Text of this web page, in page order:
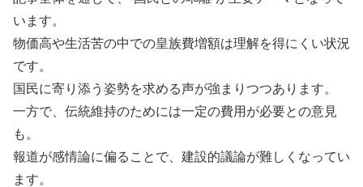
います。
物価高や生活苦の中での皇族費増額は理解を得にくい状況
です。
国民に寄り添う姿勢を求める声が強まりつつあります。
一方で、伝統維持のためには一定の費用が必要との意見
も。
報道が感情論に偏ることで、建設的議論が難しくなってい
ます。